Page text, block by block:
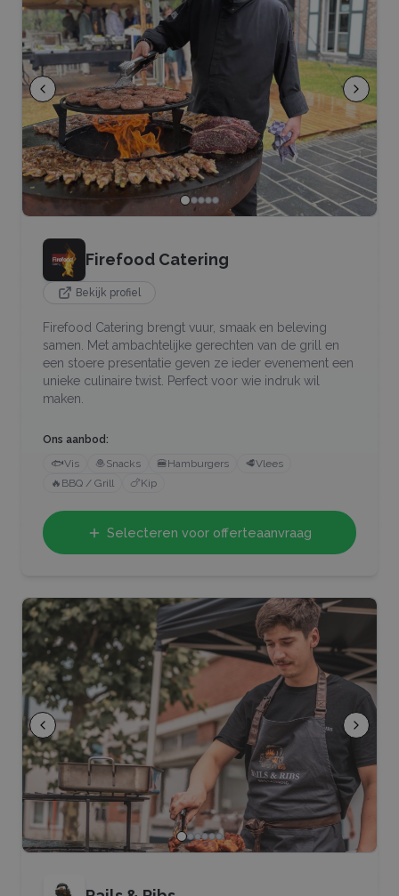
Firefood Catering
Bekijk profiel
Firefood Catering brengt vuur, smaak en beleving
samen. Met ambachtelijke gerechten van de grill en
een stoere presentatie geven ze ieder evenement een
unieke culinaire twist. Perfect voor wie indruk wil
maken.
Ons aanbod:
🐟Vis 🧆Snacks 🍔Hamburgers 🥩Vlees
🔥 BBQ / Grill 🍗Kip
Selecteren voor offerteaanvraag